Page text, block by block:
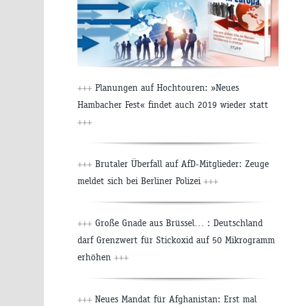
+++ Planungen auf Hochtouren: »Neues
Hambacher Fest« findet auch 2019 wieder statt
+++
+++ Brutaler Überfall auf AfD-Mitglieder: Zeuge
meldet sich bei Berliner Polizei +++
+++ Große Gnade aus Brüssel… : Deutschland
darf Grenzwert für Stickoxid auf 50 Mikrogramm
erhöhen +++
+++ Neues Mandat für Afghanistan: Erst mal